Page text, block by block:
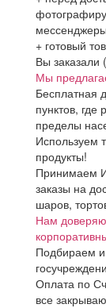
+ готовый
Вы заказали
Мы
Бесплатная
пунктов,
пределы
Используем
продукты!
Принимаем
заказы на
шаров,
Нам
Подбираем
Оплата по
все